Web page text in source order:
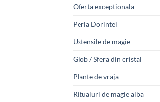
Oferta exceptionala
Perla Dorintei
Ustensile de magie
Glob / Sfera din cristal
Plante de vraja
Ritualuri de magie alba